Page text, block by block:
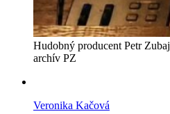
Hudobný producent Petr
archív PZ
Veronika Kačová